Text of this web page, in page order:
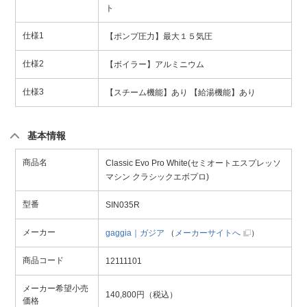
ト
仕様1 【ポンプ圧力】最大１５気圧
仕様2 【ボイラー】アルミニウム
仕様3 【スチーム機能】あり 【給湯機能】あり
基本情報
商品名
Classic Evo Pro White(セミオートエスプレッソ
マシン クラシックエボプロ)
型番 SIN035R
メーカー gaggia｜ガジア （ メーカーサイトへ ）
商品コード 12111101
メーカー希望小売
価格
140,800円（税込）